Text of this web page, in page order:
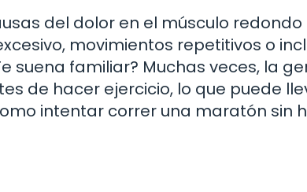
del dolor en el músculo redondo
movimientos repetitivos o
suena familiar? Muchas veces, la
de hacer ejercicio, lo que puede
intentar correr una maratón sin